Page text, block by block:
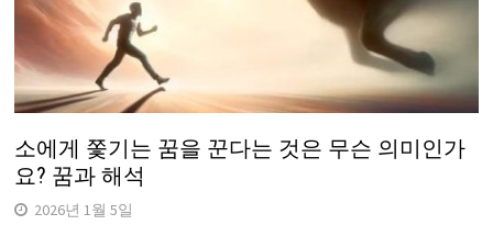
소에게 쫓기는 꿈을 꾼다는 것은 무슨 의미인가
요? 꿈과 해석
2026년 1월 5일